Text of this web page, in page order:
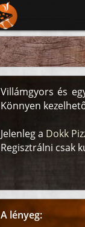
Villámgyors és
Könnyen
Jelenleg a Dokk
Regisztrálni csak
A lényeg: